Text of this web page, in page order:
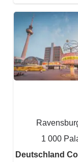
1 000
Deutschland